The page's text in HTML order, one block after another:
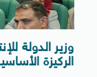
وزير الدولة
الركيزة